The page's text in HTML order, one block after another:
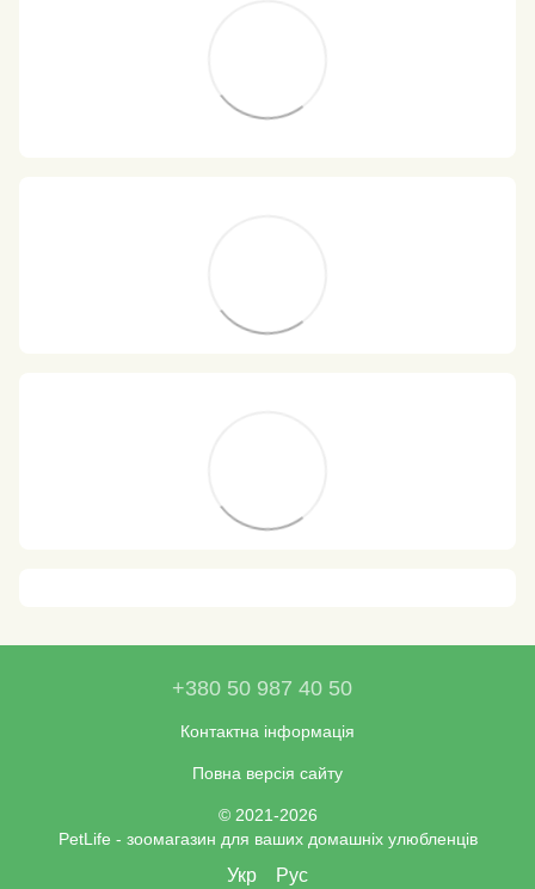
+380 50 987 40 50
Контактна інформація
Повна версія сайту
© 2021-2026
PetLife - зоомагазин для ваших домашніх улюбленців
Укр Рус